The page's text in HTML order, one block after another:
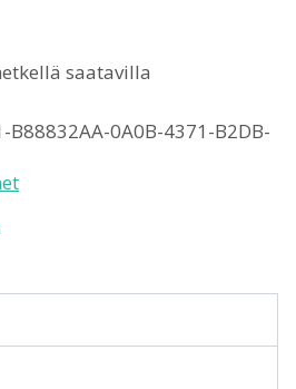
saatavilla
B88832AA-0A0B-4371-B2DB-